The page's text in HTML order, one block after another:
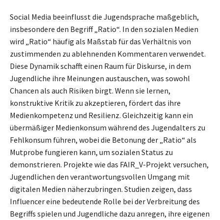
Social Media beeinflusst die Jugendsprache maßgeblich,
insbesondere den Begriff „Ratio“. In den sozialen Medien
wird „Ratio“ häufig als Maßstab für das Verhältnis von
zustimmenden zu ablehnenden Kommentaren verwendet.
Diese Dynamik schafft einen Raum für Diskurse, in dem
Jugendliche ihre Meinungen austauschen, was sowohl
Chancen als auch Risiken birgt. Wenn sie lernen,
konstruktive Kritik zu akzeptieren, fördert das ihre
Medienkompetenz und Resilienz. Gleichzeitig kann ein
übermäßiger Medienkonsum während des Jugendalters zu
Fehlkonsum führen, wobei die Betonung der „Ratio“ als
Mutprobe fungieren kann, um sozialen Status zu
demonstrieren. Projekte wie das FAIR_V-Projekt versuchen,
Jugendlichen den verantwortungsvollen Umgang mit
digitalen Medien näherzubringen. Studien zeigen, dass
Influencer eine bedeutende Rolle bei der Verbreitung des
Begriffs spielen und Jugendliche dazu anregen, ihre eigenen